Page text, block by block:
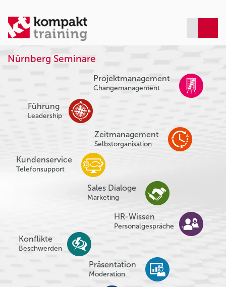
Nürnberg Seminare
Projektmanagement
Changemanagement
Führung
Leadership
Zeitmanagement
Selbstorganisation
Kundenservice
Telefonsupport
Sales Dialoge
Marketing
Konflikte
Beschwerden
HR-Wissen
Personalgespräche
Präsentation
Moderation